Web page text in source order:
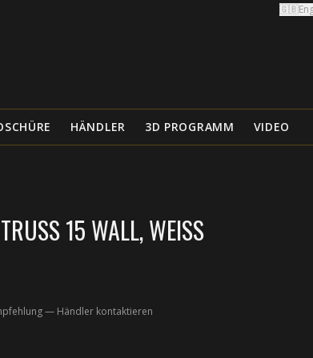
🇬🇧
HÄNDLER 3D PROGRAMM VIDEO
15 WALL, WEISS
— Händler kontaktieren